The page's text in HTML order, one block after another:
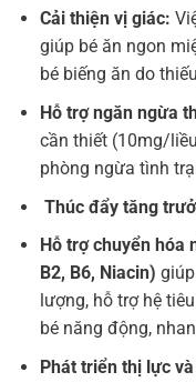
Cải thiện vị giác:
giúp bé ăn ngon
bé biếng ăn do
Hỗ trợ ngăn ngừa
cần thiết (10mg/
phòng ngừa tình
Thúc đẩy tăng
Hỗ trợ chuyển hóa
B2, B6, Niacin)
lượng, hỗ trợ hệ
bé năng động,
Phát triển thị lực